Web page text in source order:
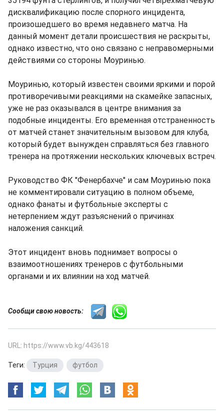
дисквалификацию после спорного инцидента,
произошедшего во время недавнего матча. На
данный момент детали происшествия не раскрыты,
однако известно, что оно связано с неправомерными
действиями со стороны Моуринью.
Моуринью, который известен своими яркими и порой
противоречивыми реакциями на скамейке запасных,
уже не раз оказывался в центре внимания за
подобные инциденты. Его временная отстраненность
от матчей станет значительным вызовом для клуба,
который будет вынужден справляться без главного
тренера на протяжении нескольких ключевых встреч.
Руководство ФК "Фенербахче" и сам Моуринью пока
не комментировали ситуацию в полном объеме,
однако фанаты и футбольные эксперты с
нетерпением ждут разъяснений о причинах
наложения санкций.
Этот инцидент вновь поднимает вопросы о
взаимоотношениях тренеров с футбольными
органами и их влиянии на ход матчей.
Сообщи свою новость:
URL: https://www.vb.kg/443618
Теги: Турция футбол